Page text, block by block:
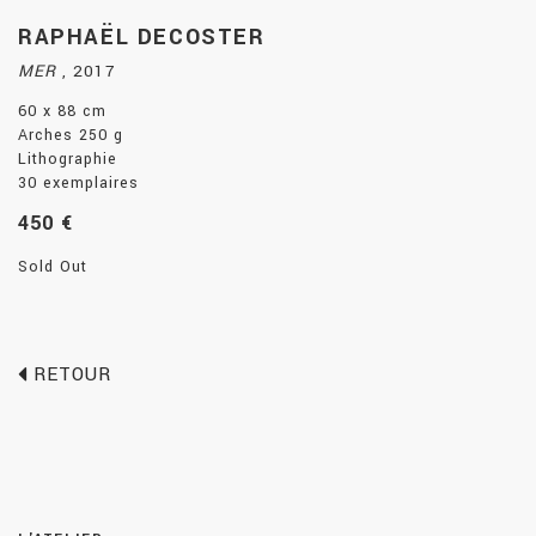
RAPHAËL DECOSTER
MER , 2017
60 x 88 cm
Arches 250 g
Lithographie
30 exemplaires
450 €
Sold Out
RETOUR